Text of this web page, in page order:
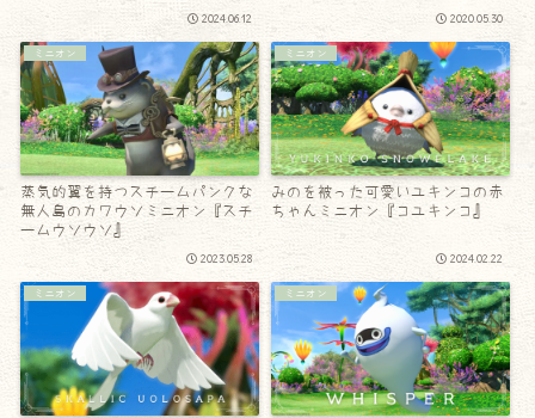
2024.06.12 2020.05.30
ミニオン
蒸気的翼を持つスチームパンクな
無人島のカワウソミニオン『スチ
ームウソウソ』
2023.05.28
ミニオン
みのを被った可愛いユキンコの赤
ちゃんミニオン『コユキンコ』
2024.02.22
ミニオン ミニオン